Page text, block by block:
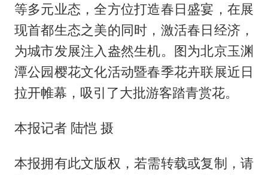
等多元业态，全方位打造春日盛宴，在展
现首都生态之美的同时，激活春日经济，
为城市发展注入盎然生机。图为北京玉渊
潭公园樱花文化活动暨春季花卉联展近日
拉开帷幕，吸引了大批游客踏青赏花。
本报记者 陆恺 摄
本报拥有此文版权，若需转载或复制，请